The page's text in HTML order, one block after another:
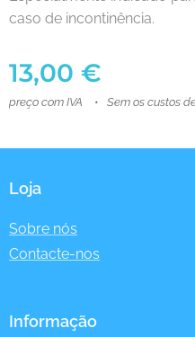
caso de incontinência.
13,00 €
preço com IVA Sem os custos
Loja
Sobre nós
Contacte-nos
Informação